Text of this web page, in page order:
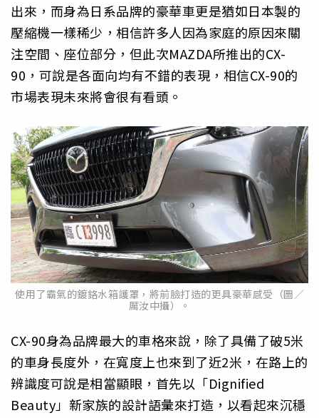
出來，而身為日系品牌的豪華車更是猶如日本製的
壓縮機一樣稀少，相信許多人因為家庭的原因來關
注空間、座位部分，但此次MAZDA所推出的CX-
90，可說是各面向均有不錯的表現，相信CX-90的
市場表現未來將會很有看頭。
使用了霸氣的鍍鉻水箱護罩，將前臉打造的更具豪華感受（圖／
厲汝中攝）。
CX-90身為品牌最大的車格來說，除了具備了破5米
的車身長度外，在寬度上也來到了近2米，在路上的
辨識度可說是相當顯眼，首先以「Dignified
Beauty」新家族的設計語彙來打造，以看起來沉穩